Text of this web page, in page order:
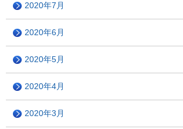
2020年7月
2020年6月
2020年5月
2020年4月
2020年3月